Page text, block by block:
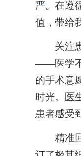
严。在遵
值，带给
关注患
——医学不
的手术意
时光。医
患者感受
精准回